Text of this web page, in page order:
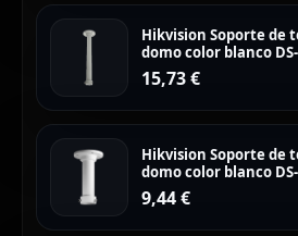
Hikvision Soporte de
domo color blanco DS-
15,73€
Hikvision Soporte de
domo color blanco DS-
9,44€